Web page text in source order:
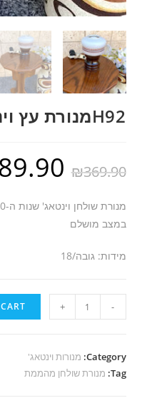
H92מנורת עץ וינטאג'
₪369.90
במצב מושלם
מידות: גובה/18
-
H92מנורת
עץ
quantity
+
Category: מנורות וינטאג'
Tag: מנורת שולחן מהממת